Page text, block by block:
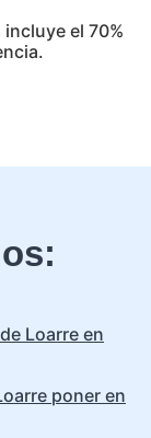
el 70%
Loarre en
poner en